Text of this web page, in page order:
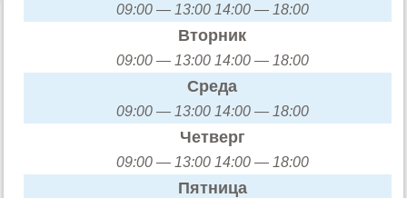
09:00 — 13:00 14:00 — 18:00
Вторник
09:00 — 13:00 14:00 — 18:00
Среда
09:00 — 13:00 14:00 — 18:00
Четверг
09:00 — 13:00 14:00 — 18:00
Пятница